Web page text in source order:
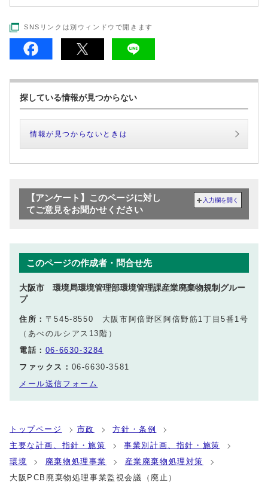
SNSリンクは別ウィンドウで開きます
探している情報が見つからない
情報が見つからないときは
【アンケート】このページに対し
てご意見をお聞かせください
入力欄を開く
このページの作成者・問合せ先
大阪市 環境局環境管理部環境管理課産業廃棄物規制グルー
プ
住所： 〒545-8550 大阪市阿倍野区阿倍野筋1丁目5番1号
（あべのルシアス13階）
電話： 06-6630-3284
ファックス： 06-6630-3581
メール送信フォーム
トップページ 市政
方針・条例
主要な計画、指針・施策
事業別計画、指針・施策
環境
廃棄物処理事業
産業廃棄物処理対策
大阪PCB廃棄物処理事業監視会議（廃止）